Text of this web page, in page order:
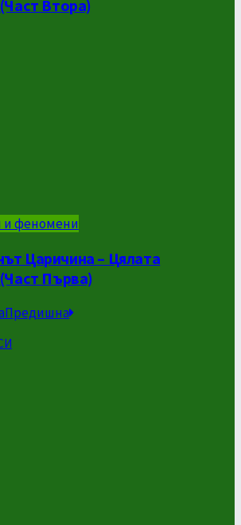
Втора)
и феномени
Царичина – Цялата
Първа)
Предишна